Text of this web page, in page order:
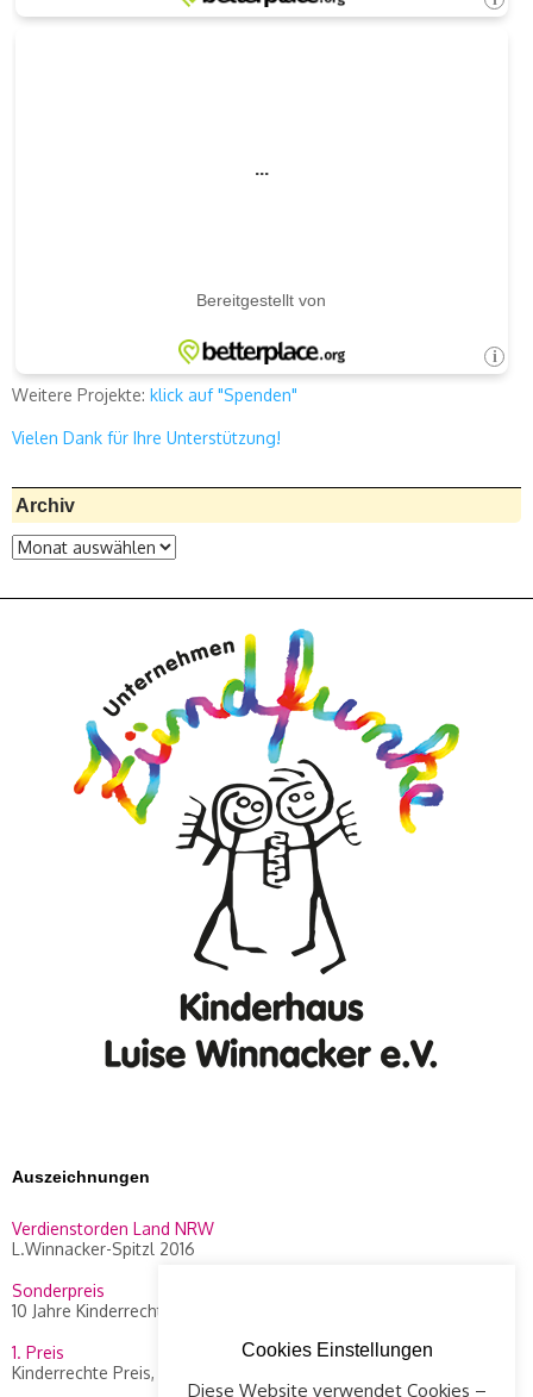
Weitere Projekte: klick auf "Spenden"
Vielen Dank für Ihre Unterstützung!
Archiv
Archiv
Auszeichnungen
Verdienstorden Land NRW
L.Winnacker-Spitzl 2016
Sonderpreis
10 Jahre Kinderrechte Preis, WDR 2014
1. Preis
Kinderrechte Preis, WDR 2010
Cookies Einstellungen
Diese Website verwendet Cookies –